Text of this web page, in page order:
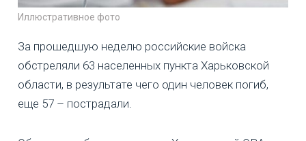
Иллюстративное фото
За прошедшую неделю российские войска
обстреляли 63 населенных пункта Харьковской
области, в результате чего один человек погиб,
еще 57 – пострадали.